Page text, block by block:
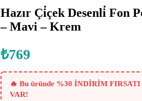
Hazır Çi̇çek Desenli̇ Fon
– Mavi – Krem
₺769
🔥 Bu üründe %30 İNDİRİM FIRSATI
VAR!